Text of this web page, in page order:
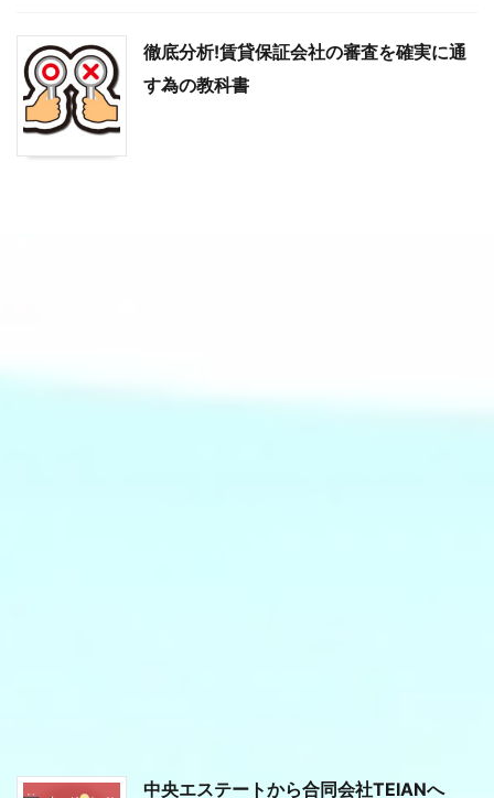
徹底分析!賃貸保証会社の審査を確実に通
す為の教科書
中央エステートから合同会社TEIANへ